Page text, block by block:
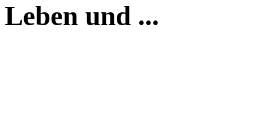
Leben und ...